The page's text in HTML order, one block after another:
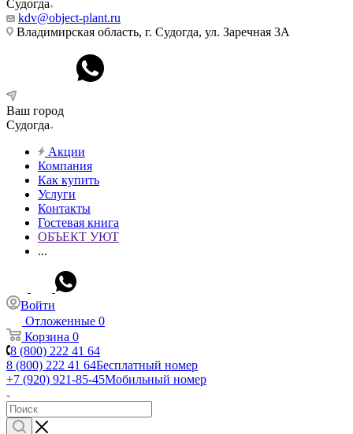
Судогда
kdv@object-plant.ru
Владимирская область, г. Судогда, ул. Заречная 3А
Ваш город
Судогда
Акции
Компания
Как купить
Услуги
Контакты
Гостевая книга
ОБЪЕКТ УЮТ
...
Войти
Отложенные 0
Корзина 0
8 (800) 222 41 64
8 (800) 222 41 64Бесплатный номер
+7 (920) 921-85-45Мобильный номер